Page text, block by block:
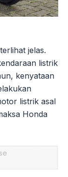
jelas.
listrik
kenyataan
listrik asal
Honda